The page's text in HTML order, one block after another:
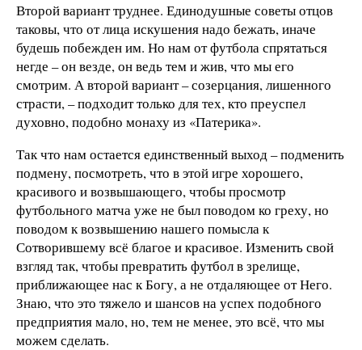
Второй вариант труднее. Единодушные советы отцов
таковы, что от лица искушения надо бежать, иначе
будешь побежден им. Но нам от футбола спрятаться
негде – он везде, он ведь тем и жив, что мы его
смотрим. А второй вариант – созерцания, лишенного
страсти, – подходит только для тех, кто преуспел
духовно, подобно монаху из «Патерика».
Так что нам остается единственный выход – подменить
подмену, посмотреть, что в этой игре хорошего,
красивого и возвышающего, чтобы просмотр
футбольного матча уже не был поводом ко греху, но
поводом к возвышению нашего помысла к
Сотворившему всё благое и красивое. Изменить свой
взгляд так, чтобы превратить футбол в зрелище,
приближающее нас к Богу, а не отдаляющее от Него.
Знаю, что это тяжело и шансов на успех подобного
предприятия мало, но, тем не менее, это всё, что мы
можем сделать.